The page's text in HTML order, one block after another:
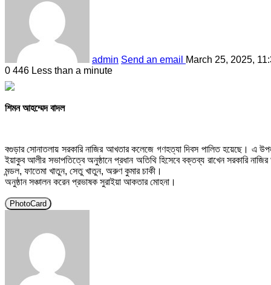
admin Send an email
March 25, 2025,
0 446 Less than a minute
শিমন আহম্মেদ বাদল
বগুড়ার সোনাতলায় সরকারি নাজির আখতার কলেজে গণহত্যা দিবস পালিত হয়েছে। এ
ইয়াকুব আলীর সভাপতিত্বে অনুষ্ঠানে প্রধান অতিথি হিসেবে বক্তব্য রাখেন সরকারি
মন্ডল, ফাতেমা খাতুন, সেতু খাতুন, অরুণ কুমার চাকী।
অনুষ্ঠান সঞ্চালন করেন প্রভাষক সুরাইয়া আকতার মোহনা।
PhotoCard